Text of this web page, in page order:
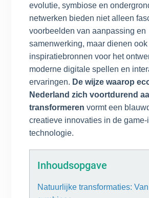
evolutie, symbiose en
netwerken bieden niet alleen
voorbeelden van aanpassing en
samenwerking, maar dienen
inspiratiebronnen voor het
moderne digitale spellen en
ervaringen. De wijze waarop
Nederland zich voortdurend
transformeren vormt een
creatieve innovaties in de
technologie.
Inhoudsopgave
Natuurlijke transformaties: